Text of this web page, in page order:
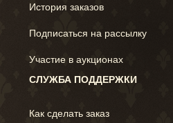
История заказов
Подписаться на рассылку
Участие в аукционах
СЛУЖБА ПОДДЕРЖКИ
Как сделать заказ